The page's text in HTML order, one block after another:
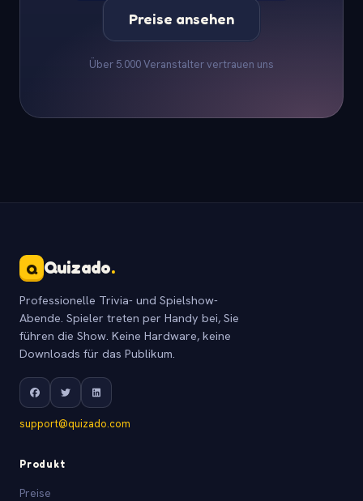
Preise ansehen
Über 5.000 Veranstalter vertrauen uns
Q Quizado.
Professionelle Trivia- und Spielshow-
Abende. Spieler treten per Handy bei, Sie
führen die Show. Keine Hardware, keine
Downloads für das Publikum.
support@quizado.com
Produkt
Preise